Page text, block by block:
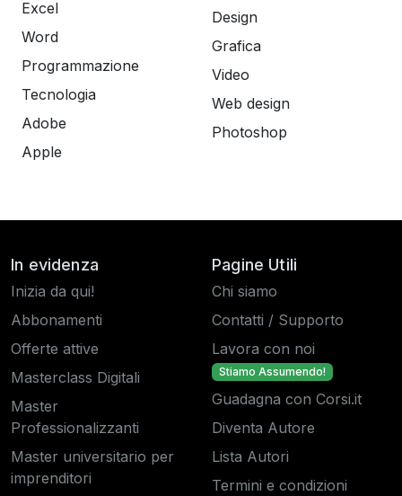
Excel
Word
Programmazione
Tecnologia
Adobe
Apple
Design
Grafica
Video
Web design
Photoshop
In evidenza
Inizia da qui!
Abbonamenti
Offerte attive
Masterclass Digitali
Master
Professionalizzanti
Master universitario per
imprenditori
Pagine Utili
Chi siamo
Contatti / Supporto
Lavora con noi
Stiamo Assumendo!
Guadagna con Corsi.it
Diventa Autore
Lista Autori
Termini e condizioni